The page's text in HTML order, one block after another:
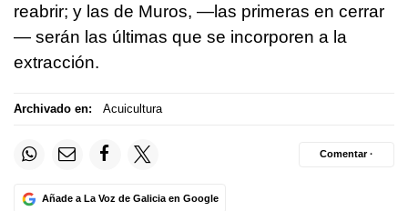
reabrir; y las de Muros, —las primeras en cerrar
— serán las últimas que se incorporen a la
extracción.
Archivado en: Acuicultura
Añade a La Voz de Galicia en Google
Comentar ·